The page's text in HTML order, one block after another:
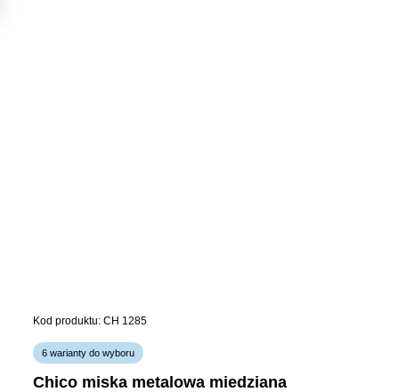
Kod produktu: CH 1285
6 warianty do wyboru
chico miska metalowa miedziana